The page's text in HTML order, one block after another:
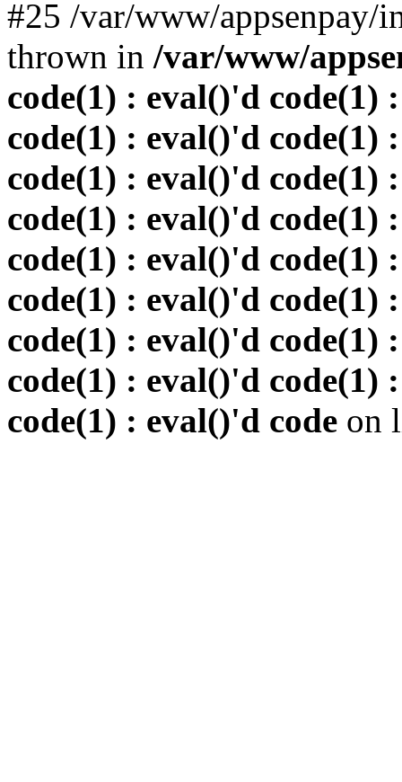
#25 /var/www/
thrown in /var/www/
code(1) : eval()'d code(1)
code(1) : eval()'d code(1)
code(1) : eval()'d code(1)
code(1) : eval()'d code(1)
code(1) : eval()'d code(1)
code(1) : eval()'d code(1)
code(1) : eval()'d code(1)
code(1) : eval()'d code(1)
code(1) : eval()'d code on